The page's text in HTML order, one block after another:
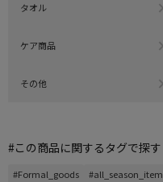
タオル
ケア商品
その他
#この商品に関するタグで探す
#Formal_goods #all_season_item